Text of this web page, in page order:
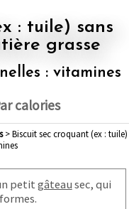
grasse
: vitamines
calories
> Biscuit sec croquant (ex : tuile)
petitgâteau sec, qui